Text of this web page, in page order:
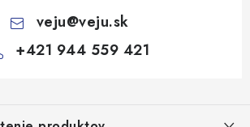
veju@veju.sk
+421 944 559 421